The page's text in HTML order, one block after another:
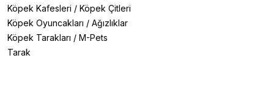
Köpek Kafesleri / Köpek Çitleri
Köpek Oyuncakları / Ağızlıklar
Köpek Tarakları / M-Pets
Tarak